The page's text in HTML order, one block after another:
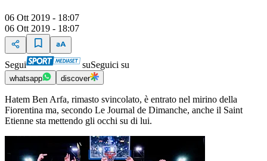
06 Ott 2019 - 18:07
06 Ott 2019 - 18:07
Segui suSeguici su
whatsapp discover
Hatem Ben Arfa, rimasto svincolato, è entrato nel mirino della
Fiorentina ma, secondo Le Journal de Dimanche, anche il Saint
Etienne sta mettendo gli occhi su di lui.